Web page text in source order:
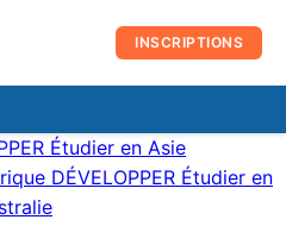
INSCRIPTIONS
Étudier en Asie
DÉVELOPPER Étudier en